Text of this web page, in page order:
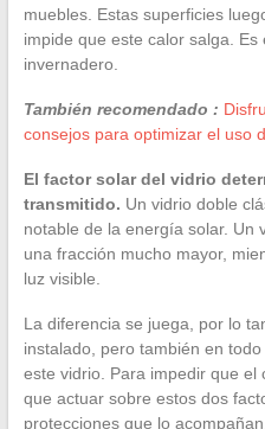
muebles. Estas superficies
impide que este calor salga.
invernadero.
También recomendado :
consejos para optimizar el uso
El factor solar del vidrio
transmitido. Un vidrio doble
notable de la energía solar. Un
una fracción mucho mayor,
luz visible.
La diferencia se juega, por lo
instalado, pero también en
este vidrio. Para impedir que
que actuar sobre estos dos
protecciones que lo acompañan.